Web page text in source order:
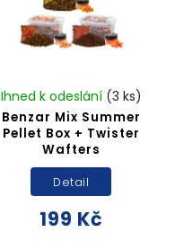
Benzar Mix Summer
Pellet Box + Twister
Wafters
Ihned k odeslání (3 ks)
199 Kč
Detail